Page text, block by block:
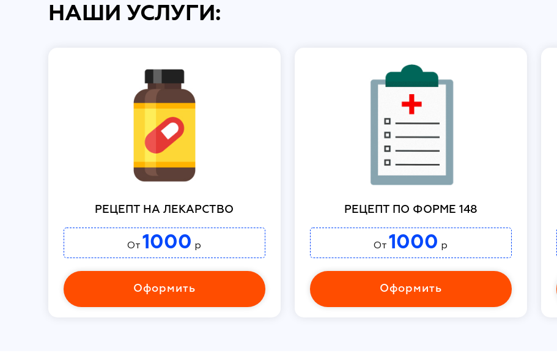
НАШИ УСЛУГИ:
РЕЦЕПТ НА ЛЕКАРСТВО
От 1000 р
Оформить
РЕЦЕПТ ПО ФОРМЕ 148
От 1000 р
Оформить